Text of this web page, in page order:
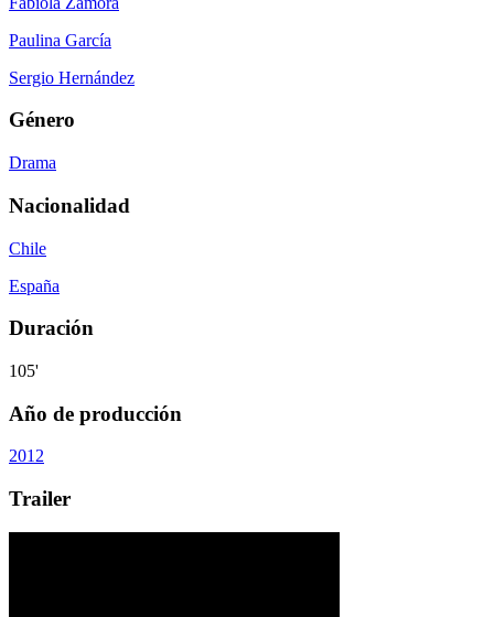
Paulina García
Sergio Hernández
Género
Drama
Nacionalidad
Chile
España
Duración
105'
Año de producción
2012
Trailer